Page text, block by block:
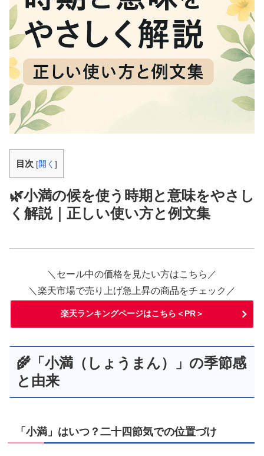
目次 [開く ]
🌿小満の候を使う時期と意味をやさし
く解説｜正しい使い方と例文集
＼セール中の価格を見たい方はこちら／
＼楽天市場で売り上げ急上昇の商品をチェック／
楽天ランキングページはこちら＜PR＞
🌾「小満（しょうまん）」の季節感
と由来
「小満」はいつ？二十四節気での位置づけ